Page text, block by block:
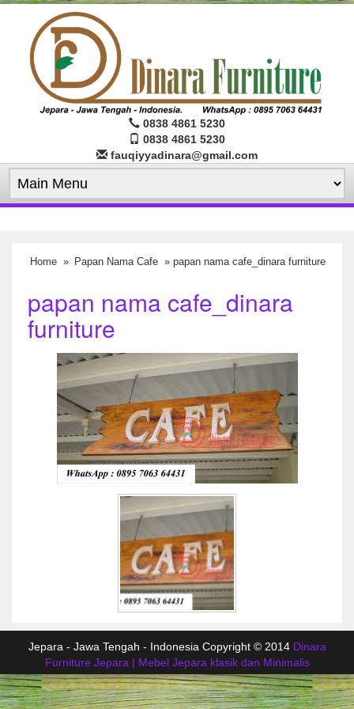
0838 4861 5230
0838 4861 5230
fauqiyyadinara@gmail.com
Home » Papan Nama Cafe » papan nama cafe_dinara furniture
papan nama cafe_dinara
furniture
Jepara - Jawa Tengah - Indonesia Copyright © 2014 Dinara
Furniture Jepara | Mebel Jepara klasik dan Minimalis